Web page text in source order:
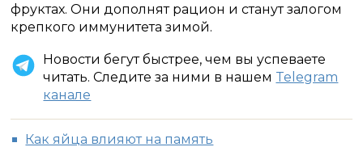
фруктах. Они дополнят рацион и станут залогом
крепкого иммунитета зимой.
Новости бегут быстрее, чем вы успеваете
читать. Следите за ними в нашем Telegram
канале
Как яйца влияют на память